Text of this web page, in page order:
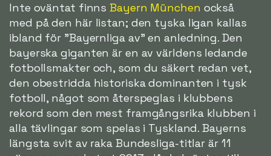
Inte oväntat finnsBayern München också
med på den här listan; den tyska ligan kallas
ibland för "Bayernliga av" en anledning. Den
bayerska giganten är en av världens ledande
fotbollsmakter och, som du säkert redan vet,
den obestridda historiska dominanten i tysk
fotboll, något som återspeglas i klubbens
rekord som den mest framgångsrika klubben i
alla tävlingar som spelas i Tyskland. Bayerns
längsta svit av raka Bundesliga-titlar är 11